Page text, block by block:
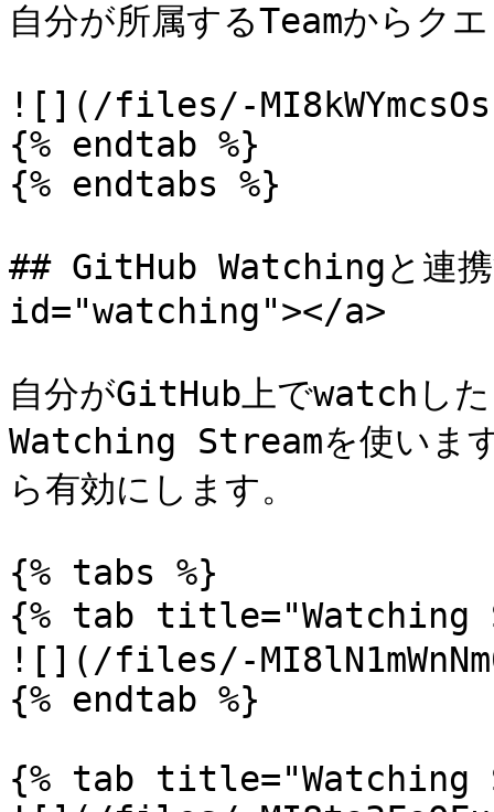
自分が所属するTeamからク
![](/files/-
{% endtab %}
{% endtabs %}
## GitHub Watchingと連
id="watching"></a>
自分がGitHub上でwatchし
Watching Streamを使いま
ら有効にします。
{% tabs %}
{% tab title="Watching
![](/files/-
{% endtab %}
{% tab title="Watching